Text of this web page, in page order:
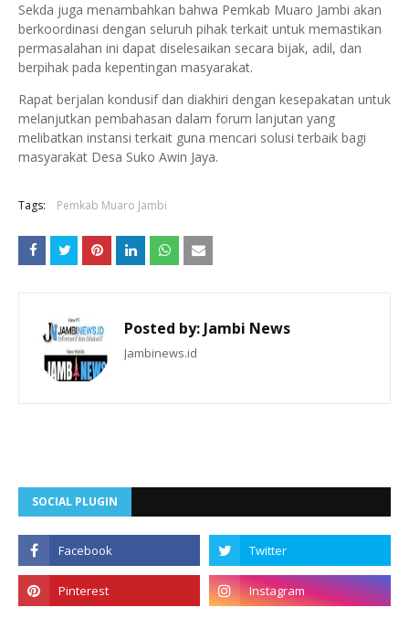
Sekda juga menambahkan bahwa Pemkab Muaro Jambi akan
berkoordinasi dengan seluruh pihak terkait untuk memastikan
permasalahan ini dapat diselesaikan secara bijak, adil, dan
berpihak pada kepentingan masyarakat.
Rapat berjalan kondusif dan diakhiri dengan kesepakatan untuk
melanjutkan pembahasan dalam forum lanjutan yang
melibatkan instansi terkait guna mencari solusi terbaik bagi
masyarakat Desa Suko Awin Jaya.
Tags: Pemkab Muaro Jambi
Posted by:Jambi News
Jambinews.id
SOCIAL PLUGIN